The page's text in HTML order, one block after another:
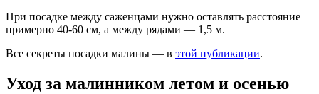
При посадке между саженцами нужно оставлять расстояние
примерно 40-60 см, а между рядами — 1,5 м.
Все секреты посадки малины — в этой публикации.
Уход за малинником летом и осенью